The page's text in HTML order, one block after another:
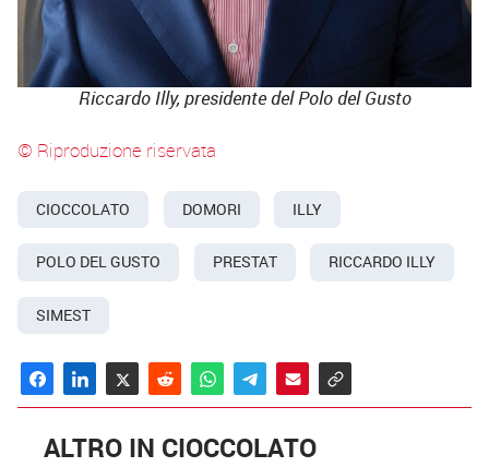
Riccardo Illy, presidente del Polo del Gusto
© Riproduzione riservata
CIOCCOLATO DOMORI ILLY
POLO DEL GUSTO PRESTAT RICCARDO ILLY
SIMEST
ALTRO IN CIOCCOLATO